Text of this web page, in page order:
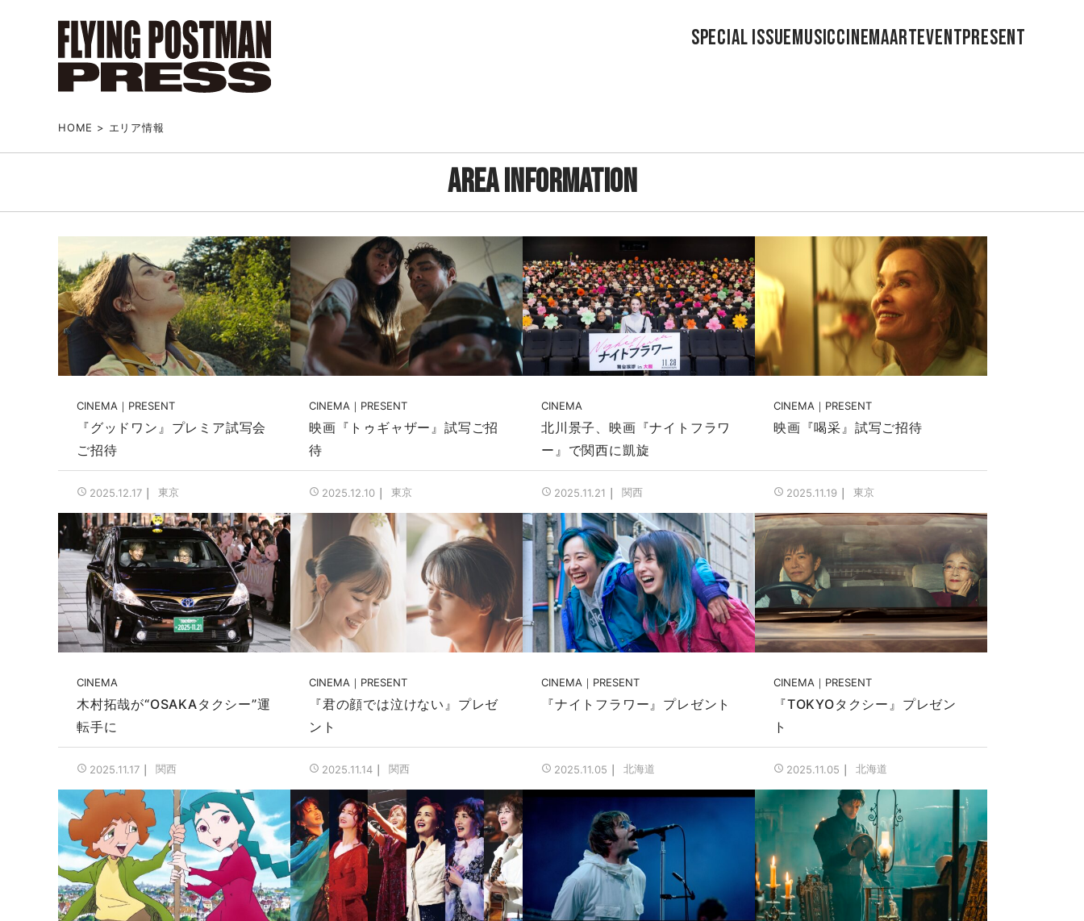
SPECIAL ISSUEMUSICCINEMAARTEVENTPRESENT
HOME > エリア情報
AREA INFORMATION
CINEMA PRESENT
『グッドワン』プレミア試写会
ご招待
2025.12.17 東京
CINEMA PRESENT
映画『トゥギャザー』試写ご招
待
2025.12.10 東京
CINEMA
北川景子、映画『ナイトフラワ
ー』で関西に凱旋
2025.11.21 関西
CINEMA PRESENT
映画『喝采』試写ご招待
2025.11.19 東京
CINEMA
木村拓哉が“OSAKAタクシー”運
転手に
2025.11.17 関西
CINEMA PRESENT
『君の顔では泣けない』プレゼ
ント
2025.11.14 関西
CINEMA PRESENT
『ナイトフラワー』プレゼント
2025.11.05 北海道
CINEMA PRESENT
『TOKYOタクシー』プレゼン
ト
2025.11.05 北海道